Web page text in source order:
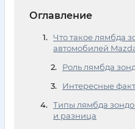
Оглавление
Что такое лямбда
автомобилей
Роль лямбда
Интересные
Типы лямбда
и разница